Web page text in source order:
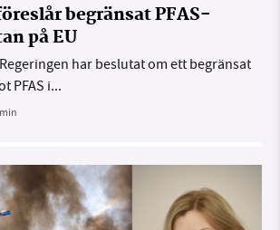
begränsat PFAS-
på EU
Regeringen har beslutat om ett begränsat
PFAS i...